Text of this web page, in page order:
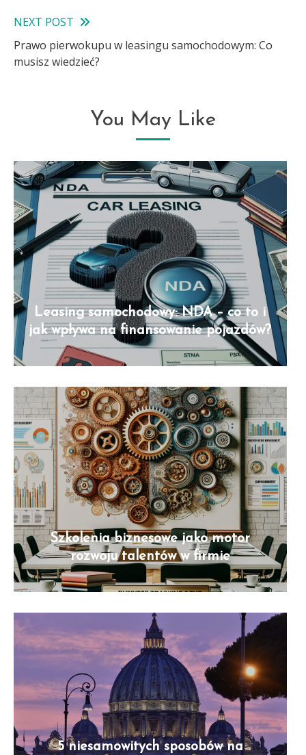
NEXT POST
Prawo pierwokupu w leasingu samochodowym: Co
musisz wiedzieć?
You May Like
Leasing samochodowy: NDA – co to i
jak wpływa na finansowanie pojazdów?
Szkolenia biznesowe jako motor
rozwoju talentów w firmie
5 niesamowitych sposobów na